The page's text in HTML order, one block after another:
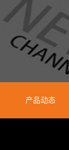
产品动态